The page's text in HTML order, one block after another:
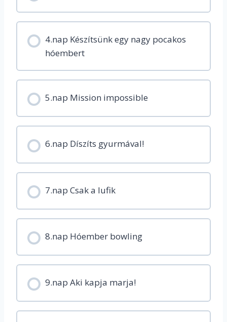
4.nap Készítsünk egy nagy pocakos
hóembert
5.nap Mission impossible
6.nap Díszíts gyurmával!
7.nap Csak a lufik
8.nap Hóember bowling
9.nap Aki kapja marja!